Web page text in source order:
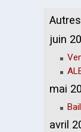
juin
mai
avril